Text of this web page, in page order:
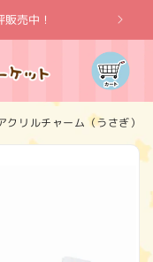
売中！
カ
ー
ト
リルチャーム（うさぎ）